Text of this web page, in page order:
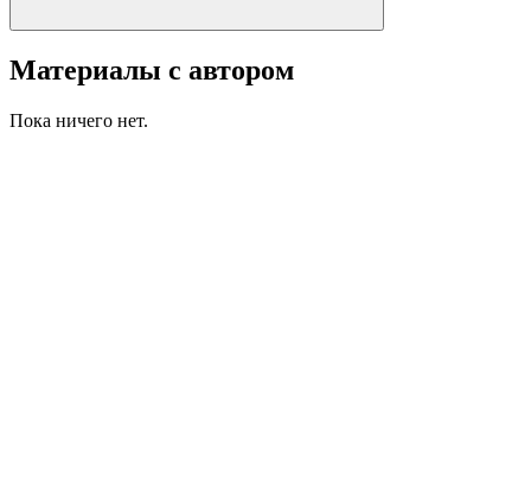
Материалы с автором
Пока ничего нет.